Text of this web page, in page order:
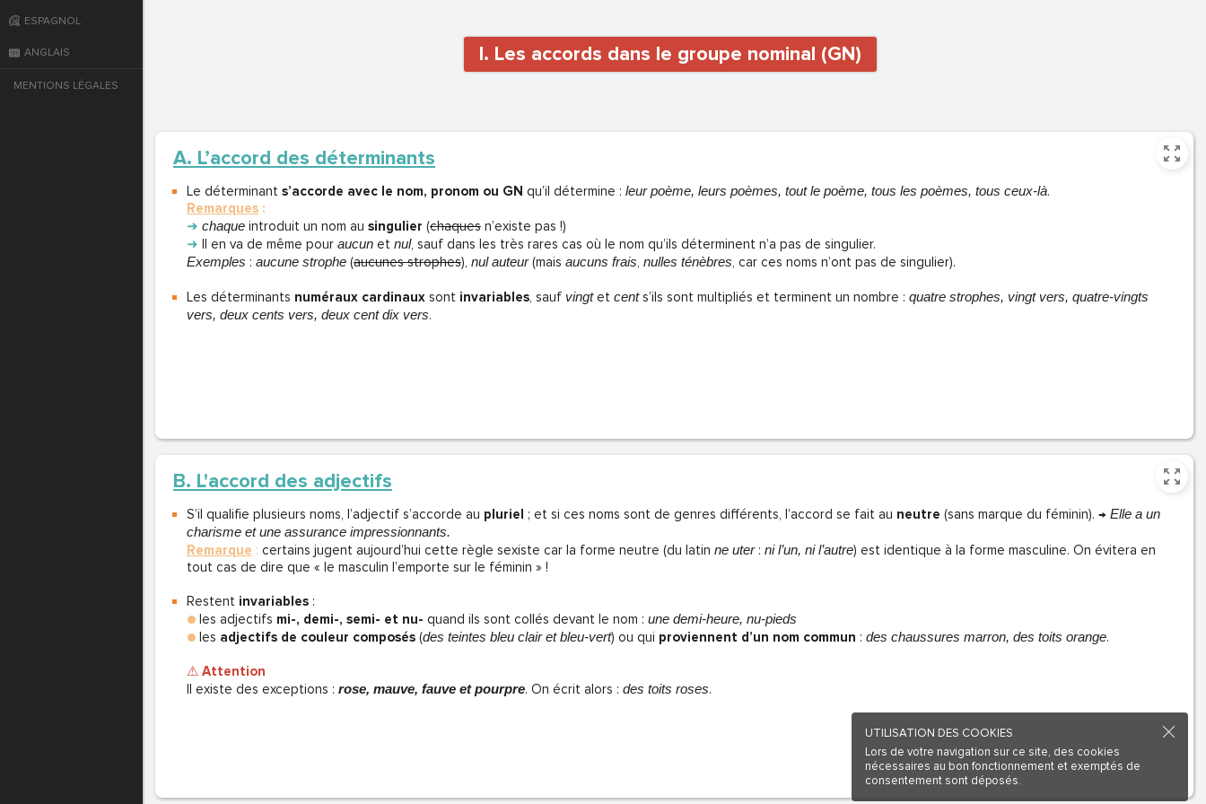
I. Les accords dans le groupe nominal (GN)
A. L’accord des déterminants
Le déterminant s’accorde avec le nom, pronom ou GN qu’il détermine : leur poème, leurs poèmes, tout le poème, tous les poèmes, tous ceux-là.
Remarques :
➜ chaque introduit un nom au singulier (chaques n’existe pas !)
➜ Il en va de même pour aucun et nul, sauf dans les très rares cas où le nom qu’ils déterminent n’a pas de singulier.
Exemples : aucune strophe (aucunes strophes), nul auteur(mais aucuns frais, nulles ténèbres, car ces noms n’ont pas de singulier).
Les déterminants numéraux cardinaux sont invariables, sauf vingtet cents’ils sont multipliés et terminent un nombre : quatre strophes, vingt vers, quatre-vingts
vers, deux cents vers, deux cent dix vers.
B. L'accord des adjectifs
S’il qualifie plusieurs noms, l’adjectif s’accorde au pluriel ; et si ces noms sont de genres différents, l’accord se fait au neutre (sans marque du féminin). → Elle a un
charisme et une assurance impressionnants.
Remarque : certains jugent aujourd’hui cette règle sexiste car la forme neutre (du latin ne uter: ni l’un, ni l’autre) est identique à la forme masculine. On évitera en
tout cas de dire que « le masculin l’emporte sur le féminin » !
Restent invariables :
● les adjectifs mi-, demi-, semi- et nu- quand ils sont collés devant le nom : une demi-heure, nu-pieds
● les adjectifs de couleur composés (des teintes bleu clair et bleu‑vert) ou qui proviennent d’un nom commun : des chaussures marron, des toits orange.
⚠ Attention
Il existe des exceptions : rose, mauve, fauve et pourpre. On écrit alors : des toits roses.
ESPAGNOL
ANGLAIS
MENTIONS LÉGALES
DE PASSE
UTILISATION DES COOKIES
Lors de votre navigation sur ce site, des cookies
nécessaires au bon fonctionnement et exemptés de
consentement sont déposés.